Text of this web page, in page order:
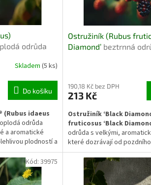
odrůda
Skladem (5 ks)
Do košíku
(Rubus idaeus
odrůda
a aromatické
plodností a
se hodí jak do
ovocných
k přímému
Ostružiník (Rubus
Diamond’ beztrnná
190,18 Kč bez DPH
213 Kč
Ostružiník ‘Black
fruticosus ‘Black
odrůda s velkými,
které dozrávají od
úrodný, dobře ovladatelný
trnů umožňuje pohodlnou
uplatní jak k přímému
zpracování.
Kód: 39975